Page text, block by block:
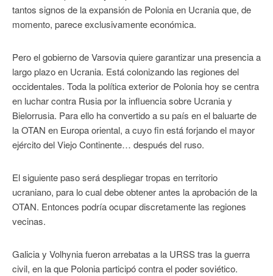
tantos signos de la expansión de Polonia en Ucrania que, de
momento, parece exclusivamente económica.
Pero el gobierno de Varsovia quiere garantizar una presencia a
largo plazo en Ucrania. Está colonizando las regiones del
occidentales. Toda la política exterior de Polonia hoy se centra
en luchar contra Rusia por la influencia sobre Ucrania y
Bielorrusia. Para ello ha convertido a su país en el baluarte de
la OTAN en Europa oriental, a cuyo fin está forjando el mayor
ejército del Viejo Continente… después del ruso.
El siguiente paso será despliegar tropas en territorio
ucraniano, para lo cual debe obtener antes la aprobación de la
OTAN. Entonces podría ocupar discretamente las regiones
vecinas.
Galicia y Volhynia fueron arrebatas a la URSS tras la guerra
civil, en la que Polonia participó contra el poder soviético.